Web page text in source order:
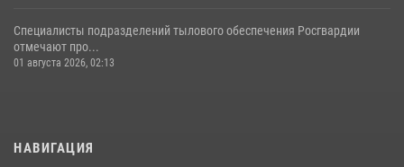
Специалисты подразделений тылового обеспечения Росгвардии
отмечают про...
01 августа 2026, 02:13
НАВИГАЦИЯ